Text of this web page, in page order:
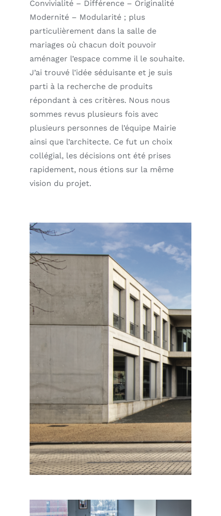
Convivialité – Différence – Originalité
Modernité – Modularité ; plus
particulièrement dans la salle de
mariages où chacun doit pouvoir
aménager l’espace comme il le souhaite.
J’ai trouvé l’idée séduisante et je suis
parti à la recherche de produits
répondant à ces critères. Nous nous
sommes revus plusieurs fois avec
plusieurs personnes de l’équipe Mairie
ainsi que l’architecte. Ce fut un choix
collégial, les décisions ont été prises
rapidement, nous étions sur la même
vision du projet.